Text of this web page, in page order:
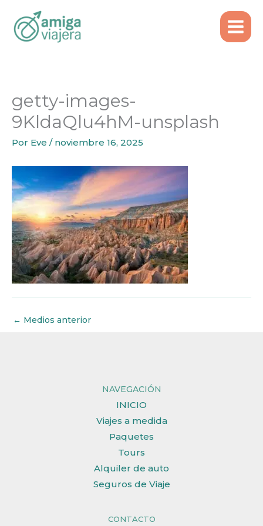
contenido
Turquía: Estambul y Capadocia en 6 noches
getty-images-9KldaQlu4hM-unsplash
getty-images-
9KldaQlu4hM-unsplash
Por Eve / noviembre 16, 2025
← Medios anterior
NAVEGACIÓN
INICIO
Viajes a medida
Paquetes
Tours
Alquiler de auto
Seguros de Viaje
CONTACTO